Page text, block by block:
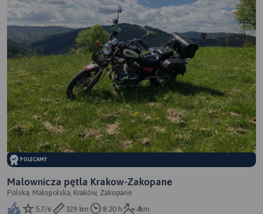
POLECAMY
Malownicza pętla Krakow-Zakopane
Polska, Małopolska, Kraków, Zakopane
5.7/6
329 km 8:20 h 4km